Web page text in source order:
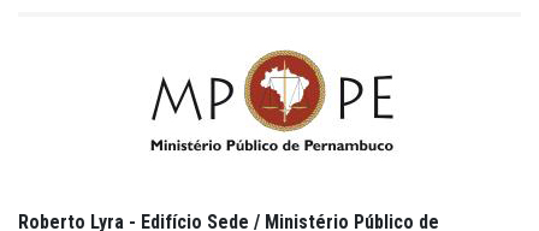
Roberto Lyra - Edifício Sede / Ministério Público de